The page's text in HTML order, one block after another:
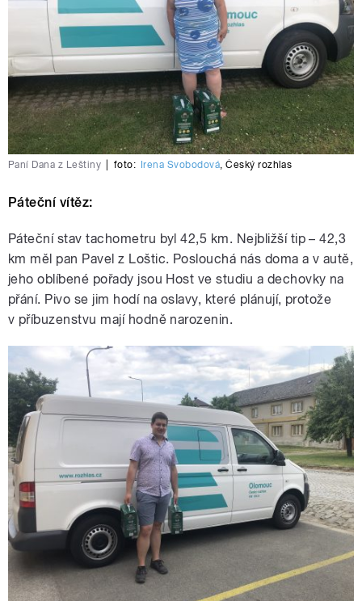
Paní Dana z Leštiny foto: Irena Svobodová,Český rozhlas
Páteční vítěz:
Páteční stav tachometru byl 42,5 km. Nejbližší tip – 42,3
km měl pan Pavel z Loštic. Poslouchá nás doma a v autě,
jeho oblíbené pořady jsou Host ve studiu a dechovky na
přání. Pivo se jim hodí na oslavy, které plánují, protože
v příbuzenstvu mají hodně narozenin.